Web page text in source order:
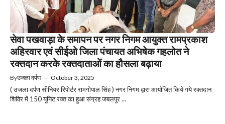
सेवा पखवाड़ा के समापन पर नगर निगम आयुक्‍त रामप्रकाश
अहिरवार एवं सीईओ जिला पंचायत अभिषेक गहलोत ने
रक्‍तदान करके रक्‍तदाताओं का हौसला बढ़ाया
Byउजला दर्पण — October 3, 2025
( उजला दर्पण सीनियर रिपोर्टर रामगोपाल सिंह ) नगर निगम द्वारा आयोजित किये गये रक्‍तदान
शिविर में 150 यूनिट रक्‍त का हुआ संग्रह जबलपुर ...